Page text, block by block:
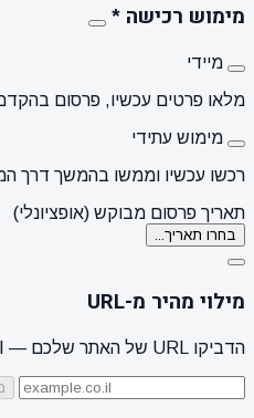
מימוש רכישה *
מיידי
מלאו פרטים עכשיו, פרסום
מימוש עתידי
רכשו עכשיו וממשו בהמשך דרך
תאריך פרסום מבוקש (אופציונלי)
בחרו תאריך...
מילוי מהיר מ-URL
הדביקו URL של האתר שלכם — AI ינתח, יחקור וימלא אוטומטית שם מותג, קהל יעד, סגנון + 3 הצעות נושאים